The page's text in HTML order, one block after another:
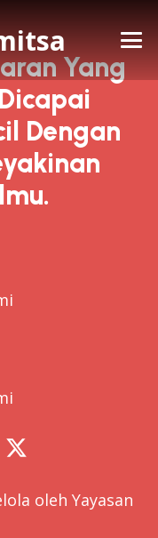
Yang
Dengan
oleh Yayasan